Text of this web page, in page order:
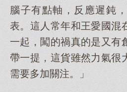
腦子有點軸，反應遲鈍
表。這人常年和王愛國混
一起，闖的禍真的是又有
帶一提，這貨雖然力氣很
需要多加關注。」